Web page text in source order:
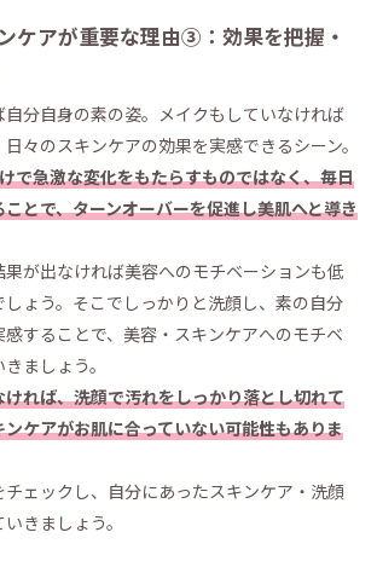
ケアが重要な理由③：効果を把握・
分自身の素の姿。メイクもしていなければ
々のスキンケアの効果を実感できるシーン。
で急激な変化をもたらすものではなく、毎日
とで、ターンオーバーを促進し美肌へと導き
果が出なければ美容へのモチベーションも低
ょう。そこでしっかりと洗顔し、素の自分
することで、美容・スキンケアへのモチベ
ましょう。
れば、洗顔で汚れをしっかり落とし切れて
ケアがお肌に合っていない可能性もありま
チェックし、自分にあったスキンケア・洗顔
きましょう。